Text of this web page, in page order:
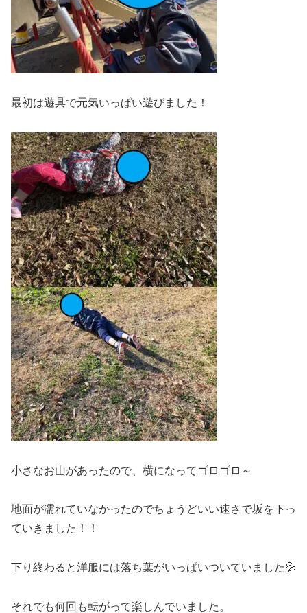
最初は遊具で元気いっぱい遊びました！
小さなお山があったので、横になってゴロゴロ～
地面が濡れていなかったのでちょうどいい速さで坂を下っ
ていきました！！
下り終わると洋服には落ち葉がいっぱいついていました💦
それでも何回も転がって楽しんでいました。